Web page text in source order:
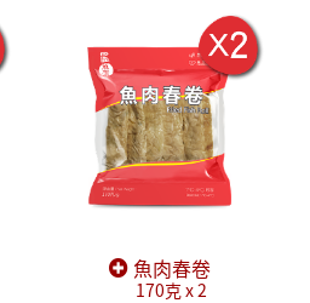
魚肉春卷
170克 x 2